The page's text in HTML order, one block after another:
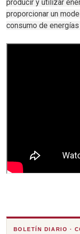
producir y utilizar
proporcionar un
consumo de
BOLETÍN DIARIO ·